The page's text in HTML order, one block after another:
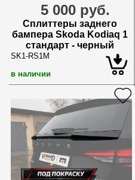
5 000 руб.
Сплиттеры заднего
бампера Skoda Kodiaq 1
стандарт - черный
металлик
SK1-RS1M
в наличии